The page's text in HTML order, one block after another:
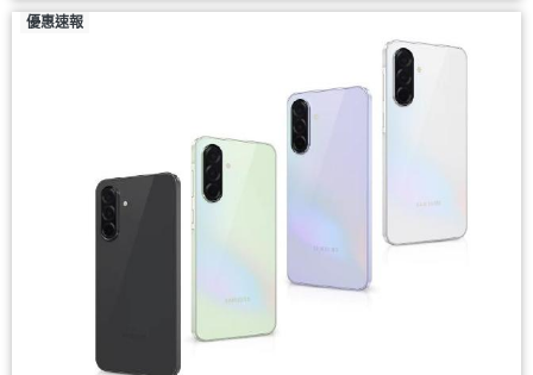
優惠速報